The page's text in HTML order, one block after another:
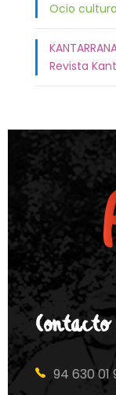
Ocio
Revista
Contacto
94 630 01